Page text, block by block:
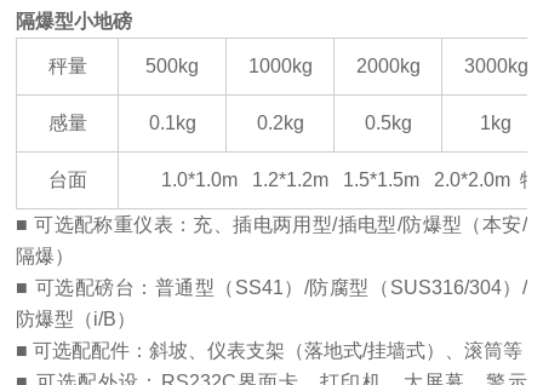
隔爆型小地磅
秤量 500kg 1000kg 2000kg 3000kg
感量 0.1kg 0.2kg 0.5kg 1kg
台面 1.0*1.0m 1.2*1.2m 1.5*1.5m 2.0*2.0m 特
■ 可选配称重仪表：充、插电两用型/插电型/防爆型（本安/
隔爆）
■ 可选配磅台：普通型（ SS41） /防腐型（ SUS316/304） /
防爆型（i/B）
■ 可选配配件：斜坡、仪表支架（落地式/挂墙式）、滚筒等